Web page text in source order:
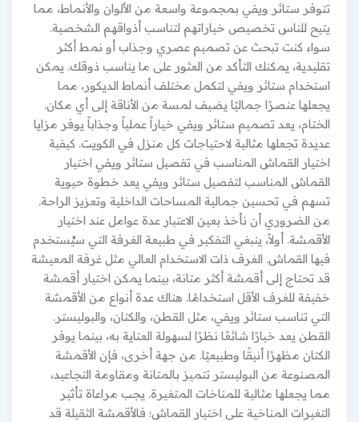
تتوفر ستائر ويفي بمجموعة واسعة من الألوان والأنماط، مما
يتيح للناس تخصيص خياراتهم لتناسب أذواقهم الشخصية.
سواء كنت تبحث عن تصميم عصري وجذاب أو نمط أكثر
تقليدية، يمكنك التأكد من العثور على ما يناسب ذوقك. يمكن
استخدام ستائر ويفي لتكمل مختلف أنماط الديكور، مما
يجعلها عنصرًا جماليًا يضيف لمسة من الأناقة إلى أي مكان.
الختام، يعد تصميم ستائر ويفي خياراً عملياً وجذاباً يوفر مزايا
عديدة تجعلها مثالية لاحتياجات كل منزل في الكويت. كيفية
اختيار القماش المناسب في تفصيل ستائر ويفي اختيار
القماش المناسب لتفصيل ستائر ويفي يعد خطوة حيوية
تسهم في تحسين جمالية المساحات الداخلية وتعزيز الراحة.
من الضروري أن نأخذ بعين الاعتبار عدة عوامل عند اختيار
الأقمشة. أولاً، ينبغي التفكير في طبيعة الغرفة التي سيُستخدم
فيها القماش. الغرف ذات الاستخدام العالي مثل غرفة المعيشة
قد تحتاج إلى أقمشة أكثر متانة، بينما يمكن اختيار أقمشة
خفيفة للغرف الأقل استخدامًا. هناك عدة أنواع من الأقمشة
التي تناسب ستائر ويفي، مثل القطن، والكتان، والبوليستر.
القطن يعد خيارًا شائعًا نظرًا لسهولة العناية به، بينما يوفر
الكتان مظهرًا أنيقًا وطبيعيًا. من جهة أخرى، فإن الأقمشة
المصنوعة من البوليستر تتميز بالمتانة ومقاومة التجاعيد،
مما يجعلها مثالية للمناخات المتغيرة. يجب مراعاة تأثير
التغيرات المناخية على اختيار القماش؛ فالأقمشة الثقيلة قد